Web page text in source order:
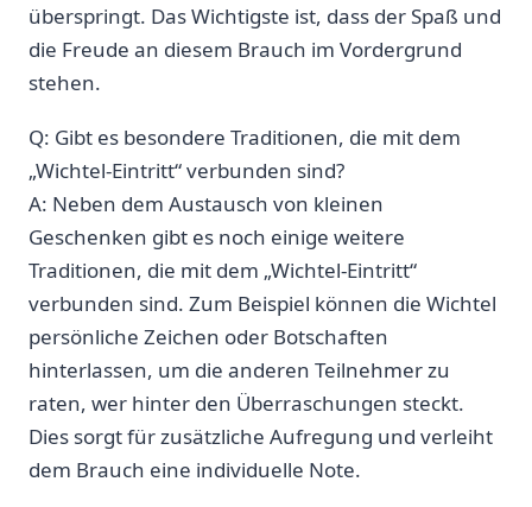
überspringt. Das Wichtigste ist, dass der Spaß und
die Freude an diesem Brauch im Vordergrund
stehen.
Q: Gibt es besondere Traditionen, die mit⁣ dem
„Wichtel-Eintritt“ verbunden sind?
A:‌ Neben⁤ dem Austausch von⁢ kleinen
Geschenken gibt es noch einige weitere
Traditionen, die mit dem⁢ „Wichtel-Eintritt“
verbunden sind. Zum Beispiel⁣ können die Wichtel
persönliche Zeichen oder Botschaften
hinterlassen, um die anderen Teilnehmer zu
raten, wer ⁢hinter den Überraschungen steckt.
Dies sorgt für zusätzliche Aufregung und⁣ verleiht
dem Brauch eine individuelle Note.